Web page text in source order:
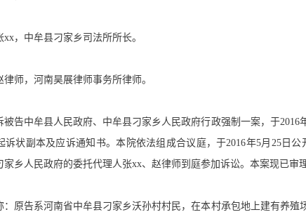
，中牟县刁家乡司法所所长。
师，河南昊展律师事务所律师。
被告中牟县人民政府、中牟县刁家乡人民政府行政强制一案，于
诉状副本及应诉通知书。本院依法组成合议庭，于2016年5月25日
乡人民政府的委托代理人张xx、赵律师到庭参加诉讼。本案现已审理
：原告系河南省中牟县刁家乡沃孙村村民，在本村承包地上建有养